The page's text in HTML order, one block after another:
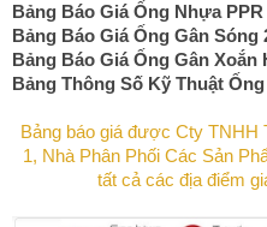
Bảng Báo Giá Ống Nhựa
Bảng Báo Giá Ống Gân Sóng
Bảng Báo Giá Ống Gân Xoắn
Bảng Thông Số Kỹ Thuật
Bảng báo giá được Cty
1, Nhà Phân Phối Các Sản
tất cả các địa điểm